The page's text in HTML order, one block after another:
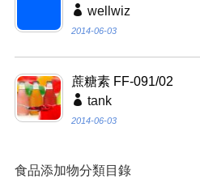
wellwiz
2014-06-03
蔗糖素 FF-091/02
tank
2014-06-03
食品添加物分類目錄